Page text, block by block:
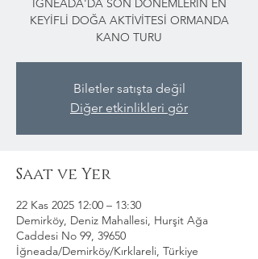
İĞNEADA'DA SON DÖNEMLERİN EN
KEYİFLİ DOĞA AKTİVİTESİ ORMANDA
KANO TURU
Biletler satışta değil
Diğer etkinlikleri gör
Saat ve Yer
22 Kas 2025 12:00 – 13:30
Demirköy, Deniz Mahallesi, Hurşit Ağa
Caddesi No 99, 39650
İğneada/Demirköy/Kırklareli, Türkiye